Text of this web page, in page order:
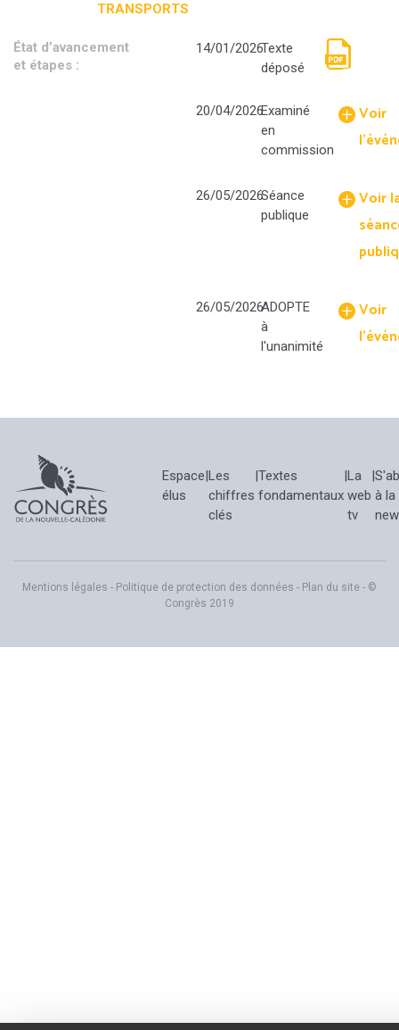
TRANSPORTS
État d’avancement
et étapes :
14/01/2026Texte
déposé
2026-
0006
du
20/04/2026Examiné
en
commission
Voir
26/05/2026Séance
publique
Voir
26/05/2026ADOPTE
à
l'unanimité
Voir
Espace
élus
|Les
chiffres
clés
|Textes
fondamentaux
|La
web
tv
|
à la
Mentions légales - Politique de protection des données - Plan du site - ©
Congrès 2019